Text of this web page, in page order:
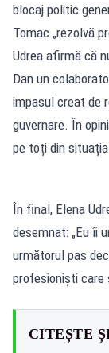
blocaj politic
Tomac „rezolvă
Udrea afirmă că
Dan un
impasul creat de
guvernare. În
pe toți din
În final, Elena
desemnat: „Eu îi
următorul pas
profesioniști care
CITEȘTE